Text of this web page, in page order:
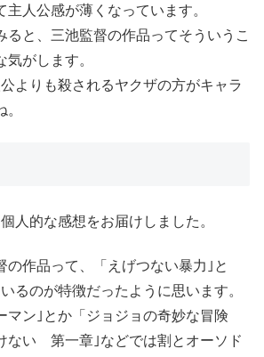
人公感が薄くなっています。
ると、三池監督の作品ってそういうこ
気がします。
公よりも殺されるヤクザの方がキャラ
人的な感想をお届けしました。
の作品って、「えげつない暴力｣と
るのが特徴だったように思います。
マン｣とか「ジョジョの奇妙な冒険
ない 第一章｣などでは割とオーソド